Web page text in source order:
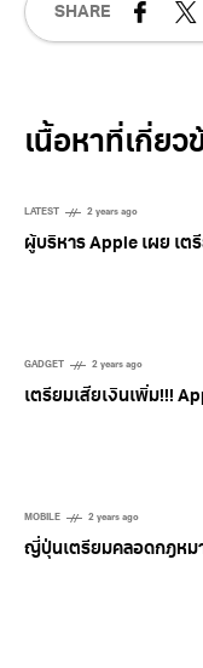
SHARE
Related
LATEST 2 years ago
ผู้บริหาร Apple เผย เต
GADGET 2 years ago
เตรียมเสียเงินเพิ่ม!!!
MOBILE 2 years ago